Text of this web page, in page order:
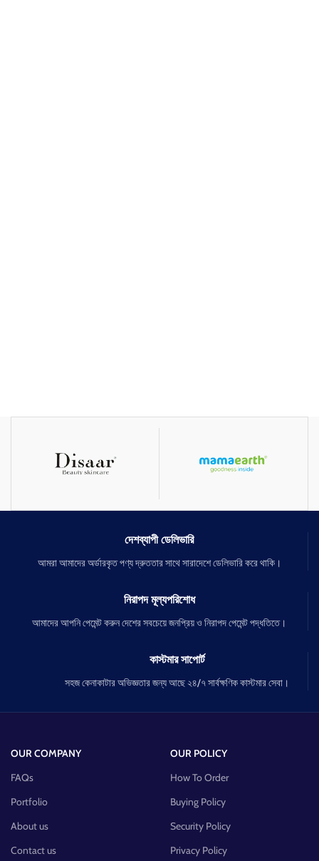
দেশব্যাপী ডেলিভারি
আমরা আমাদের অর্ডারকৃত পণ্য দ্রুততার সাথে সারাদেশে ডেলিভারি করে থাকি।
নিরাপদ মূল্যপরিশোধ
আমাদের আপনি পেমেন্ট করুন দেশের সবচেয়ে জনপ্রিয় ও নিরাপদ পেমেন্ট পদ্ধতিতে।
কাস্টমার সাপোর্ট
সহজ কেনাকাটার অভিজ্ঞতার জন্য আছে ২৪/৭ সার্বক্ষণিক কাস্টমার সেবা।
OUR COMPANY
FAQs
Portfolio
About us
Contact us
OUR POLICY
How To Order
Buying Policy
Security Policy
Privacy Policy